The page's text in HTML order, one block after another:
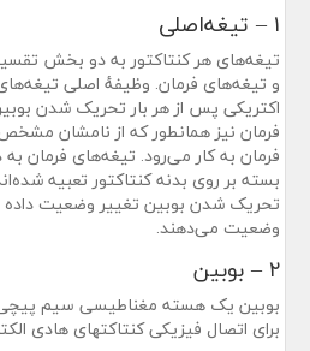
۱ – تیغه‌اصلی
تیغه‌های هر کنتاکتور به دو بخش
و تیغه‌های فرمان. وظیفهٔ اصلی
اکتریکی پس از هر بار تحریک شدن
فرمان نیز همانطور که از نامشان
فرمان به کار می‌رود. تیغه‌های فرمان به
بسته بر روی بدنه کنتاکتور تعبیه
تحریک شدن بوبین تغییر وضعیت
وضعیت می‌دهند.
۲ – بوبین
بوبین یک هسته مغناطیسی سیم پیچی
برای اتصال فیزیکی کنتاکتهای هادی